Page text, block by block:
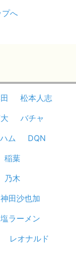
プへ
松本人志
バチャ
ム
DQN
稲葉
乃木
神田沙也加
塩ラーメン
レオナルド